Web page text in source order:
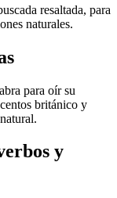
resaltada, para
naturales.
para oír su
británico y
y